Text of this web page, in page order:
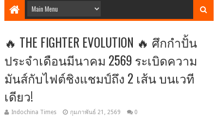
🔥 THE FIGHTER EVOLUTION 🔥 ศึกกำปั้น
ประจำเดือนมีนาคม 2569 ระเบิดความ
มันส์กับไฟต์ชิงแชมป์ถึง 2 เส้น บนเวที
เดียว!
Indochina Times กุมภาพันธ์ 21, 2569 0